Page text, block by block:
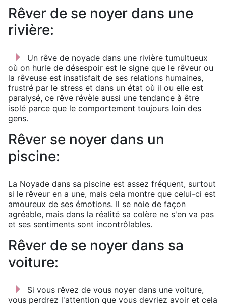
Rêver de se noyer dans une
rivière:
Un rêve de noyade dans une rivière tumultueux
où on hurle de désespoir est le signe que le rêveur ou
la rêveuse est insatisfait de ses relations humaines,
frustré par le stress et dans un état où il ou elle est
paralysé, ce rêve révèle aussi une tendance à être
isolé parce que le comportement toujours loin des
gens.
Rêver se noyer dans un
piscine:
La Noyade dans sa piscine est assez fréquent, surtout
si le rêveur en a une, mais cela montre que celui-ci est
amoureux de ses émotions. Il se noie de façon
agréable, mais dans la réalité sa colère ne s'en va pas
et ses sentiments sont incontrôlables.
Rêver de se noyer dans sa
voiture:
Si vous rêvez de vous noyer dans une voiture,
vous perdrez l'attention que vous devriez avoir et cela